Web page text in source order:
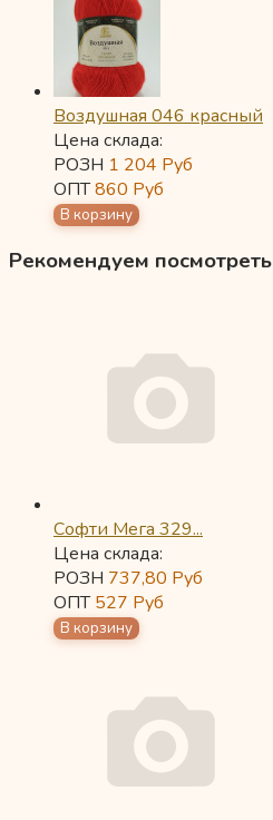
Воздушная 046 красный
Цена склада:
РОЗН 1 204 Руб
ОПТ860 Руб
Рекомендуем посмотреть
Софти Мега 329...
Цена склада:
РОЗН 737,80 Руб
ОПТ527 Руб